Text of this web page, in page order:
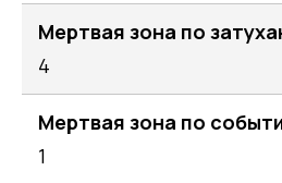
Мертвая зона по
4
Мертвая зона по
1